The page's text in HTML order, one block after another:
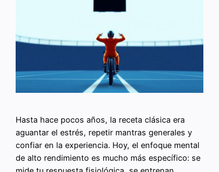
Hasta hace pocos años, la receta clásica era
aguantar el estrés, repetir mantras generales y
confiar en la experiencia. Hoy, el enfoque mental
de alto rendimiento es mucho más específico: se